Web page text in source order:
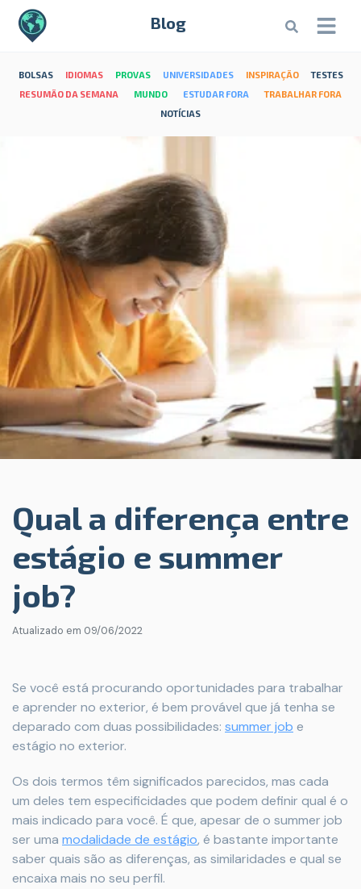
Blog
BOLSAS IDIOMAS PROVAS UNIVERSIDADES INSPIRAÇÃO
TESTES
RESUMÃO DA SEMANA
MUNDO ESTUDAR FORA
TRABALHAR FORA
NOTÍCIAS
Qual a diferença entre
estágio e summer
job?
Atualizado em 09/06/2022
Se você está procurando oportunidades para trabalhar
e aprender no exterior, é bem provável que já tenha se
deparado com duas possibilidades: summer job e
estágio no exterior.
Os dois termos têm significados parecidos, mas cada
um deles tem especificidades que podem definir qual é o
mais indicado para você. É que, apesar de o summer job
ser uma modalidade de estágio, é bastante importante
saber quais são as diferenças, as similaridades e qual se
encaixa mais no seu perfil.